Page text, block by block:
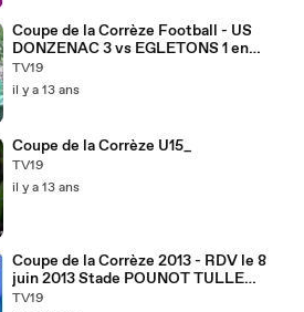
Coupe de la Corrèze Football - US
DONZENAC 3 vs EGLETONS 1 en
séniors
TV19
il y a 13 ans
Coupe de la Corrèze U15_
TV19
il y a 13 ans
Coupe de la Corrèze 2013 - RDV le 8
juin 2013 Stade POUNOT TULLE
LAGUENNE
TV19